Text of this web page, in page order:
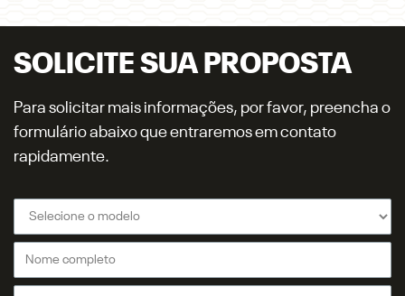
SOLICITE SUA PROPOSTA
Para solicitar mais informações, por favor, preencha o
formulário abaixo que entraremos em contato
rapidamente.